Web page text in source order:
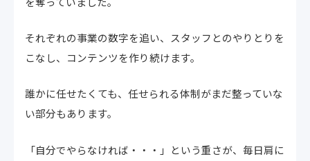
それぞれの事業の数字を追い、スタッフとのやりとりを
こなし、コンテンツを作り続けます。
誰かに任せたくても、任せられる体制がまだ整っていな
い部分もあります。
「自分でやらなければ・・・」という重さが、毎日肩に